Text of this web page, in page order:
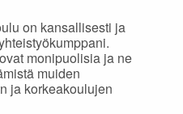
on kansallisesti ja
monipuolisia ja ne
muiden
ja korkeakoulujen